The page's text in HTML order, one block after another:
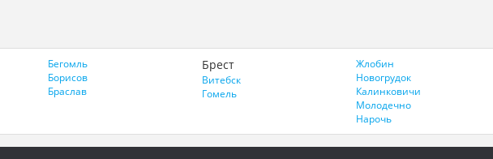
Бегомль
Борисов
Браслав
Брест
Витебск
Гомель
Жлобин
Новогрудок
Калинковичи
Молодечно
Нарочь